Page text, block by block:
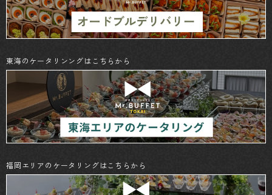
東海のケータリンングはこちらから
福岡エリアのケータリングはこちらから